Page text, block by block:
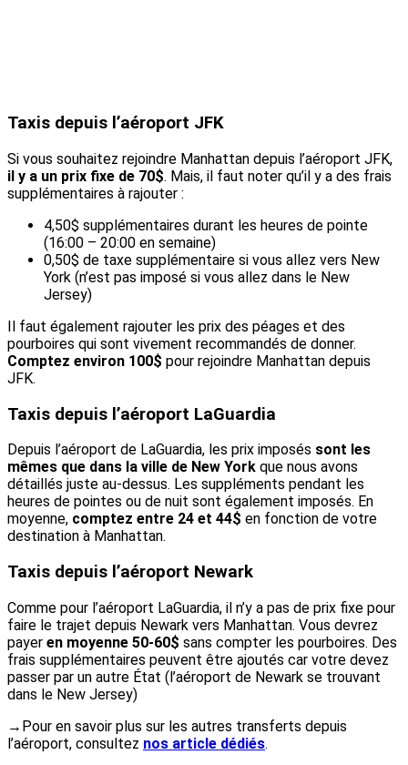
Taxis depuis l’aéroport JFK
Si vous souhaitez rejoindre Manhattan depuis l’aéroport JFK,
il y a un prix fixe de 70$. Mais, il faut noter qu’il y a des frais
supplémentaires à rajouter :
4,50$ supplémentaires durant les heures de pointe
(16:00 – 20:00 en semaine)
0,50$ de taxe supplémentaire si vous allez vers New
York (n’est pas imposé si vous allez dans le New
Jersey)
Il faut également rajouter les prix des péages et des
pourboires qui sont vivement recommandés de donner.
Comptez environ 100$ pour rejoindre Manhattan depuis
JFK.
Taxis depuis l’aéroport LaGuardia
Depuis l’aéroport de LaGuardia, les prix imposés sont les
mêmes que dans la ville de New York que nous avons
détaillés juste au-dessus. Les suppléments pendant les
heures de pointes ou de nuit sont également imposés. En
moyenne, comptez entre 24 et 44$ en fonction de votre
destination à Manhattan.
Taxis depuis l’aéroport Newark
Comme pour l’aéroport LaGuardia, il n’y a pas de prix fixe pour
faire le trajet depuis Newark vers Manhattan. Vous devrez
payer en moyenne 50-60$ sans compter les pourboires. Des
frais supplémentaires peuvent être ajoutés car votre devez
passer par un autre État (l’aéroport de Newark se trouvant
dans le New Jersey)
→Pour en savoir plus sur les autres transferts depuis
l’aéroport, consultez nos article dédiés.